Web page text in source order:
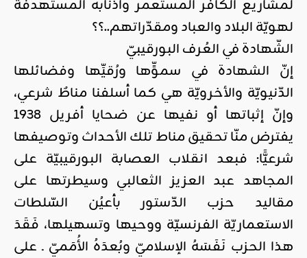
لمشاريع الكافر المستعمر وأذنابه المستهدفة
لهويّة البلاد والعباد ومقدّراتهم..؟؟
الشّهادة في العُرف البورقيبيّ
إنّ الشهادة في سموٍّها ورُقيِّها وفضائلها
الدّنيويّة والأخرويّة هي كما أسلفنا مناطٌ شرعي،
وإنّ إثباتها أو نفيها عن ضحايا أفريل 1938
يفترض منّا تحقيق مناط تلك الأحداث وتوصيفها
شرعيًّا: فبعد انقلاب العصابة البورقيبيّة على
المجاهد عبد العزيز الثعالبي وسيطرتها على
مقاليد حزب الدّستور بأعيُن السّلطات
الاستعماريّة الفرنسيّة ووحيها وتسهيلها، فَقَدَ
هذا الحزب نَفَسَهُ الإسلاميّ وبُعدَهُ الأُمَميّ ـ على